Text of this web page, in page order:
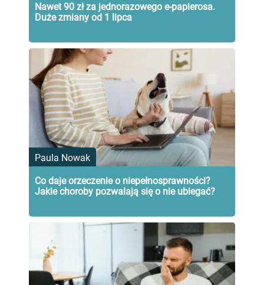
Nawet 90 zł za jednorazowego e-papierosa.
Duże zmiany od 1 lipca
Paula Nowak
Co daje orzeczenie o niepełnosprawności?
Jakie choroby pozwalają się o nie ubiegać?